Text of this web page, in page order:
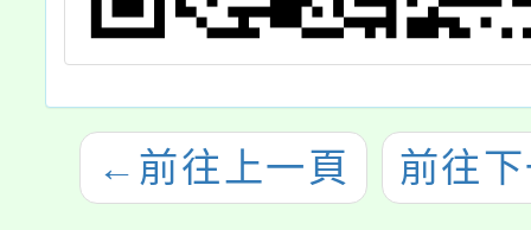
← 前往上一頁 前往